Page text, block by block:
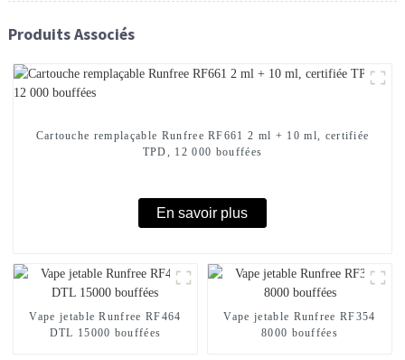
Produits Associés
Cartouche remplaçable Runfree RF661 2 ml + 10 ml, certifiée
TPD, 12 000 bouffées
En savoir plus
Vape jetable Runfree RF464
DTL 15000 bouffées
Vape jetable Runfree RF354
8000 bouffées